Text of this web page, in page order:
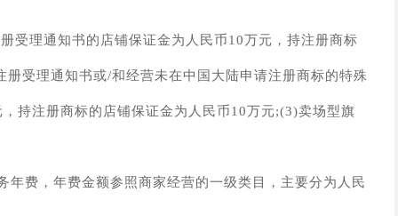
受理通知书的店铺保证金为人民币10万元，持注册商标
受理通知书或/和经营未在中国大陆申请注册商标的特殊
持注册商标的店铺保证金为人民币10万元;(3)卖场型旗
年费，年费金额参照商家经营的一级类目，主要分为人民